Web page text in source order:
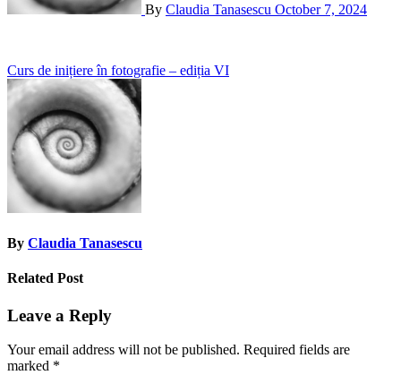
By Claudia Tanasescu October 7, 2024
Post
navigation
Curs de inițiere în fotografie – ediția VI
By Claudia Tanasescu
Related Post
Leave a Reply
Your email address will not be published. Required fields are
marked *